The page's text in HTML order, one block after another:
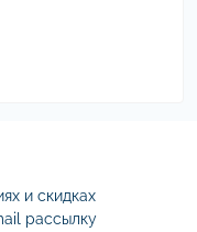
и скидках
рассылку